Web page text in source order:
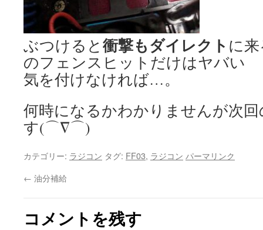
ぶつけると衝撃もダイレクト に
のフェンスヒットだけはヤバい
気を付けなければ…。
何時になるかわかりませんが次
す(⌒∇⌒)
カテゴリー: ラジコン タグ: FF03, ラジコン パーマリンク
← 油分補給
コメントを残す